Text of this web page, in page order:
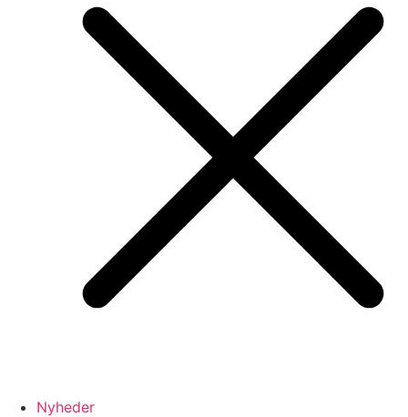
Nyheder